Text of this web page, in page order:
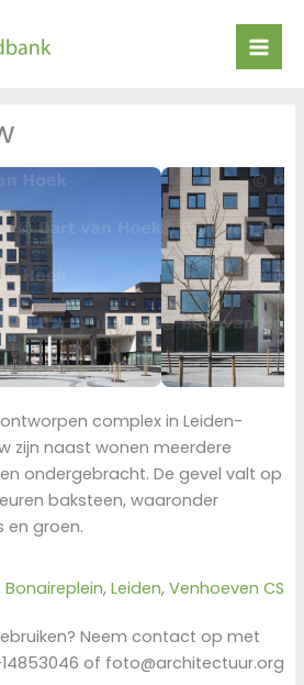
complex in Leiden-
zijn naast wonen meerdere
ondergebracht. De gevel valt op
baksteen, waaronder
en groen.
Bonaireplein, Leiden, Venhoeven CS
Neem contact op met
of foto@architectuur.org